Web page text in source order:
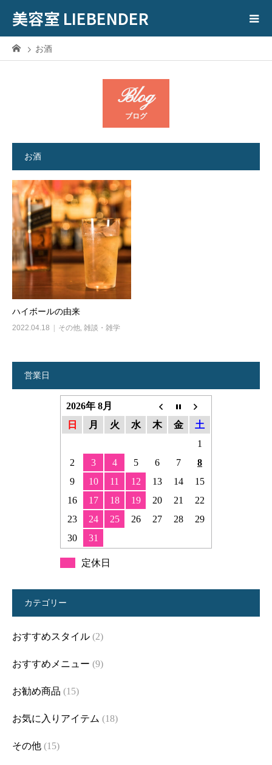
美容室 LIEBENDER
お酒
Blog
ブログ
お酒
ハイボールの由来
2022.04.18 その他, 雑談・雑学
営業日
2026年 8月
日
月 火 水 木 金
土
1
2
3 4 5 6 7
8
9
10 11 12 13 14
15
16
17 18 19 20 21
22
23
24 25 26 27 28
29
30
31
定休日
カテゴリー
おすすめスタイル (2)
おすすめメニュー (9)
お勧め商品 (15)
お気に入りアイテム (18)
その他 (15)